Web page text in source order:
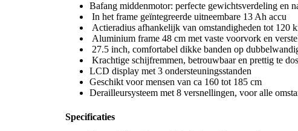
Bafang middenmotor: perfecte gewichtsverdeling en
In het frame geïntegreerde uitneembare 13 Ah accu
Actieradius afhankelijk van omstandigheden tot 120
Aluminium frame 48 cm met vaste voorvork en
27.5 inch, comfortabel dikke banden op
Krachtige schijfremmen, betrouwbaar en prettig te
LCD display met 3 ondersteuningsstanden
Geschikt voor mensen van ca 160 tot 185 cm
Derailleursysteem met 8 versnellingen, voor alle
Specificaties